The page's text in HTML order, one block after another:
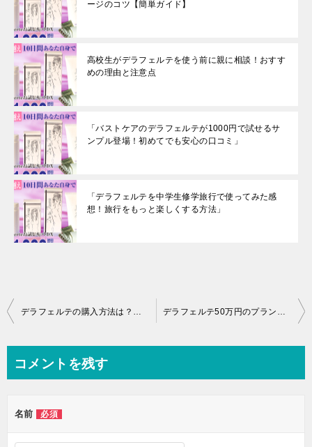
ージのコツ【簡単ガイド】
高校生がデラフェルテを使う前に親に相談！おすす
めの理由と注意点
「バストケアのデラフェルテが1000円で試せるサ
ンプル登場！初めてでも安心の口コミ」
「デラフェルテを中学生修学旅行で使ってみた感
想！旅行をもっと楽しくする方法」
投
ビ
ー
シ
デラフェルテの購入方法は？簡単に注文できるバストアップケア デラフェルテ50万円のプランも売れるわけ！1000円で試せる効果が魅力で手放せず
コメントを残す
名前 必須